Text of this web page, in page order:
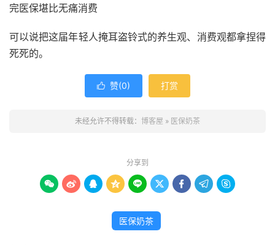
完医保堪比无痛消费
可以说把这届年轻人掩耳盗铃式的养生观、消费观都拿捏得
死死的。
 赞(0) 打赏
未经允许不得转载： 博客屋 » 医保奶茶
分享到
        
医保奶茶